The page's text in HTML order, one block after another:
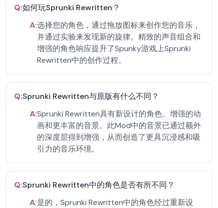
Q:如何玩Sprunki Rewritten？
A:选择您的角色，通过拖放图标来创作您的音乐，
并通过实验来发现新的旋律。精致的声音组合和
增强的角色响应提升了Spunky游戏上Sprunki
Rewritten中的创作过程。
Q:Sprunki Rewritten与原版有什么不同？
A:Sprunki Rewritten具有新设计的角色、增强的动
画和更丰富的音景。此Mod中的音景已通过额外
的深度层得到增强，从而创造了更具沉浸感和吸
引力的音乐环境。
Q:Sprunki Rewritten中的角色是否有所不同？
A:是的，Sprunki Rewritten中的角色经过重新设